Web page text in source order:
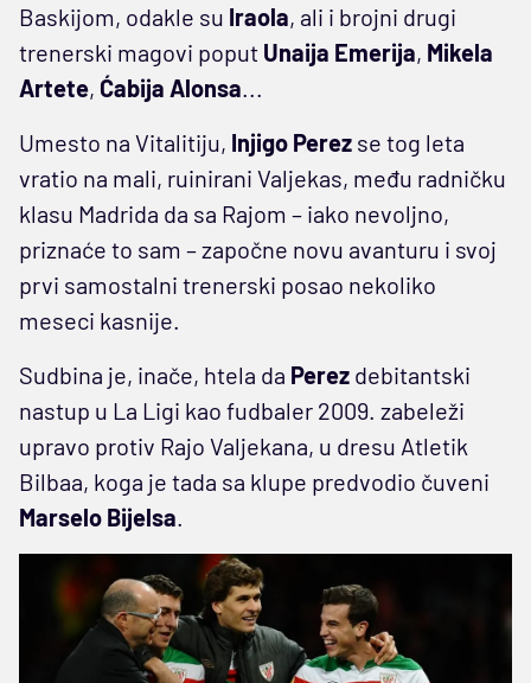
Baskijom, odakle su Iraola, ali i brojni drugi
trenerski magovi poput Unaija Emerija, Mikela
Artete, Ćabija Alonsa...
Umesto na Vitalitiju, Injigo Perez se tog leta
vratio na mali, ruinirani Valjekas, među radničku
klasu Madrida da sa Rajom – iako nevoljno,
priznaće to sam – započne novu avanturu i svoj
prvi samostalni trenerski posao nekoliko
meseci kasnije.
Sudbina je, inače, htela da Perez debitantski
nastup u La Ligi kao fudbaler 2009. zabeleži
upravo protiv Rajo Valjekana, u dresu Atletik
Bilbaa, koga je tada sa klupe predvodio čuveni
Marselo Bijelsa.